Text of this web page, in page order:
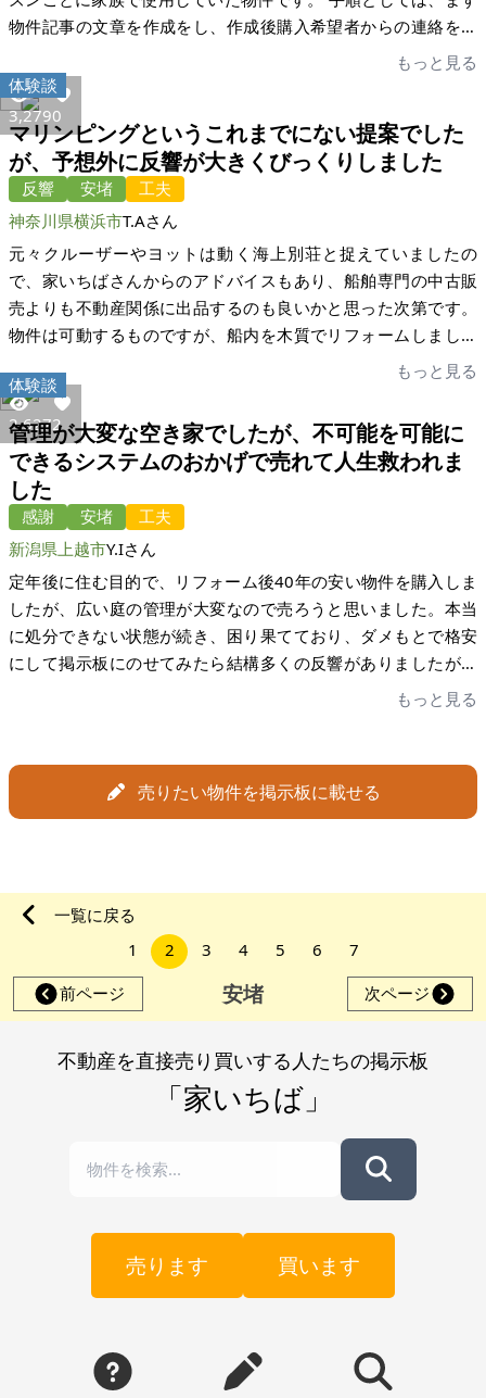
い方にお譲りできたように思います。相続した当初は長野県の
が、家いちばを通してマッチングができて素晴らしいシステム
だと思います。私が売主となることはもうないと思いますが、
今後知り合いで同じような話が出た際にはぜひ紹介したいと思
います。今回は本当にありがとうございました。
物件記事の文章を作成をし、作成後購入希望者からの連絡を待
ちました。初めは購入希望者が多かったため一斉内覧会で希望
者を絞り込みましたが、契約成立とまではいきませんでした。
ここまでで約半年です。 その後再び購入希望者が見つかり、そ
の方は以前当物件と同じマンションを利用したことがあると判
明しました。思い入れもあるとのことだったので、ご購入いた
だくことにしました。その後は特に大きな問題もなく契約成
立、売却が決まりました。ご購入者様には一度もお会いしては
いないのですが、売買契約が済みほっとしています。物件はも
ちろん、土地自体も山に囲まれたとても落ち着く場所なので、
幸せになれる使い方をしてもらえれば嬉しいです。 反省として
は、掲載から契約成立まで1年以上かかってしまったので、もう
理を考えていたとき、「家いちば」というサービスに出会えま
した。本来であれば物件を掲載するのに月数万円かかると父か
ら聞いていたので、はじめからネット経由でと考えていました
が、「家いちば」はまさに私の求めていたサイトでした。 担当
者様とのやり取りや、司法書士の方とのマッチングも大きな問
題はありませんでした。一方で、購入希望者とのコミュニケー
ションの仕方については改善の余地があると思います。また、
売買契約が流れたあとのフォローなどがあっても良かったと感
じました。しかし、ブラッシュアップをしていけばとても素晴
らしいサービスになると思います。実際、私としては結果に満
足しています。 最後に、メールでもお伝えしましたが、長い間
お世話になりました。今後の発展に期待しております。
もっと見る
3,2790
体験談
マリンピングというこれまでにない提案でした
が、予想外に反響が大きくびっくりしました
反響 安堵
工夫
神奈川県横浜市T.Aさん
元々クルーザーやヨットは動く海上別荘と捉えていましたの
で、家いちばさんからのアドバイスもあり、船舶専門の中古販
売よりも不動産関係に出品するのも良いかと思った次第です。
物件は可動するものですが、船内を木質でリフォームしました
のでどちらかというと海上に浮かべたまま楽しむマリンピング
向けとしました。かなり多くの方が内覧、試乗され、とある方
の最終決定の直前に他の方が内覧その日に購入という劇的な経
緯となりました。 マリンピングというこれまでにない提案でし
たが、まさか不動産関係で売れるどころか興味も示さないだろ
うと思っていましたが、予想外に反響が大きく、びっくりしま
した。実家に戻る予定でしたので売れて良かったです。色々と
お世話になりましてありがとうございました。今後とも宜しく
お願い致します。
もっと見る
2,6272
体験談
管理が大変な空き家でしたが、不可能を可能に
できるシステムのおかげで売れて人生救われま
した
感謝 安堵
工夫
新潟県上越市Y.Iさん
定年後に住む目的で、リフォーム後40年の安い物件を購入しま
したが、広い庭の管理が大変なので売ろうと思いました。本当
に処分できない状態が続き、困り果てており、ダメもとで格安
にして掲示板にのせてみたら結構多くの反響がありましたが、
く感じました。不可能を可能にできるシステムを作っていただ
いて本当にありがとうございました。決して大袈裟ではなく、
人生が救われたと思いました。
もっと見る
売りたい物件を掲示板に載せる
一覧に戻る
1
2 3 4 5 6
7
前ページ
安堵 次ページ
不動産を直接売り買いする人たちの掲示板
「家いちば」
売ります 買います